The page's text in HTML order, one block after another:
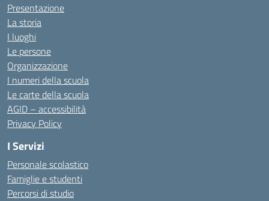
Presentazione
La storia
I luoghi
Le persone
Organizzazione
I numeri della scuola
Le carte della scuola
AGID – accessibilità
Privacy Policy
I Servizi
Personale scolastico
Famiglie e studenti
Percorsi di studio